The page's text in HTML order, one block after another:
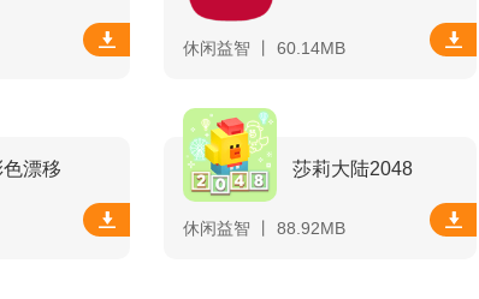
休闲益智 丨 60.14MB
漂移 莎莉大陆2048
休闲益智 丨 88.92MB